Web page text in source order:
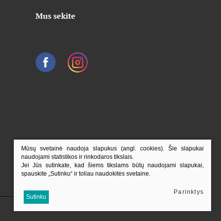
Mus sekite
Mūsų svetainė naudoja slapukus (angl. cookies). Šie slapukai
naudojami statistikos ir rinkodaros tikslais.
Jei Jūs sutinkate, kad šiems tikslams būtų naudojami slapukai,
spauskite „Sutinku“ ir toliau naudokitės svetaine.
Sutinku
Parinktys